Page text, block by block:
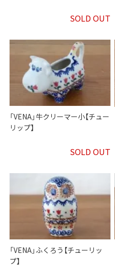
SOLD OUT
「VENA」牛クリーマー小【チュー
リップ】
SOLD OUT
「VENA」ふくろう【チューリッ
プ】